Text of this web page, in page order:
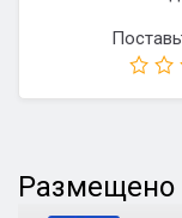
Размещено